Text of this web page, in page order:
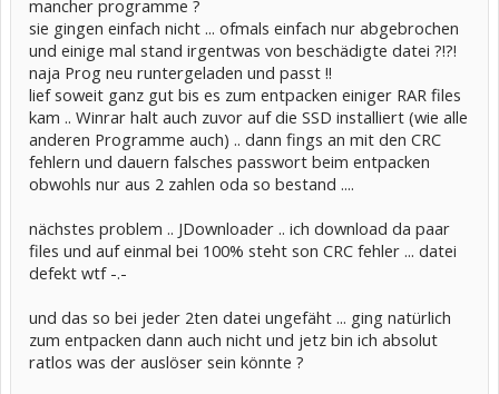
mancher programme ?
sie gingen einfach nicht ... ofmals einfach nur abgebrochen
und einige mal stand irgentwas von beschädigte datei ?!?!
naja Prog neu runtergeladen und passt !!
lief soweit ganz gut bis es zum entpacken einiger RAR files
kam .. Winrar halt auch zuvor auf die SSD installiert (wie alle
anderen Programme auch) .. dann fings an mit den CRC
fehlern und dauern falsches passwort beim entpacken
obwohls nur aus 2 zahlen oda so bestand ....
nächstes problem .. JDownloader .. ich download da paar
files und auf einmal bei 100% steht son CRC fehler ... datei
defekt wtf -.-
und das so bei jeder 2ten datei ungefäht ... ging natürlich
zum entpacken dann auch nicht und jetz bin ich absolut
ratlos was der auslöser sein könnte ?